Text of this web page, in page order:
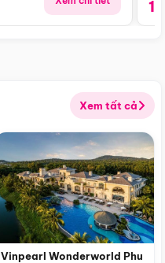
Xem tất cả
Vinpearl Wonderworld Phu